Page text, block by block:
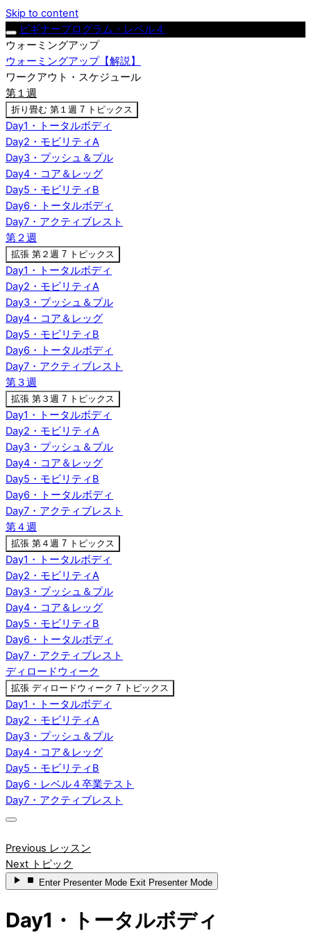
Skip to content
ビギナープログラム・レベル４
ウォーミングアップ
ウォーミングアップ【解説】
ワークアウト・スケジュール
第１週
折り畳む 第１週 7 トピックス
Day1・トータルボディ
Day2・モビリティA
Day3・プッシュ＆プル
Day4・コア＆レッグ
Day5・モビリティB
Day6・トータルボディ
Day7・アクティブレスト
第２週
拡張 第２週 7 トピックス
Day1・トータルボディ
Day2・モビリティA
Day3・プッシュ＆プル
Day4・コア＆レッグ
Day5・モビリティB
Day6・トータルボディ
Day7・アクティブレスト
第３週
拡張 第３週 7 トピックス
Day1・トータルボディ
Day2・モビリティA
Day3・プッシュ＆プル
Day4・コア＆レッグ
Day5・モビリティB
Day6・トータルボディ
Day7・アクティブレスト
第４週
拡張 第４週 7 トピックス
Day1・トータルボディ
Day2・モビリティA
Day3・プッシュ＆プル
Day4・コア＆レッグ
Day5・モビリティB
Day6・トータルボディ
Day7・アクティブレスト
ディロードウィーク
拡張 ディロードウィーク 7 トピックス
Day1・トータルボディ
Day2・モビリティA
Day3・プッシュ＆プル
Day4・コア＆レッグ
Day5・モビリティB
Day6・レベル４卒業テスト
Day7・アクティブレスト
Previous レッスン
Next トピック
Enter Presenter Mode Exit Presenter Mode
Day1・トータルボディ